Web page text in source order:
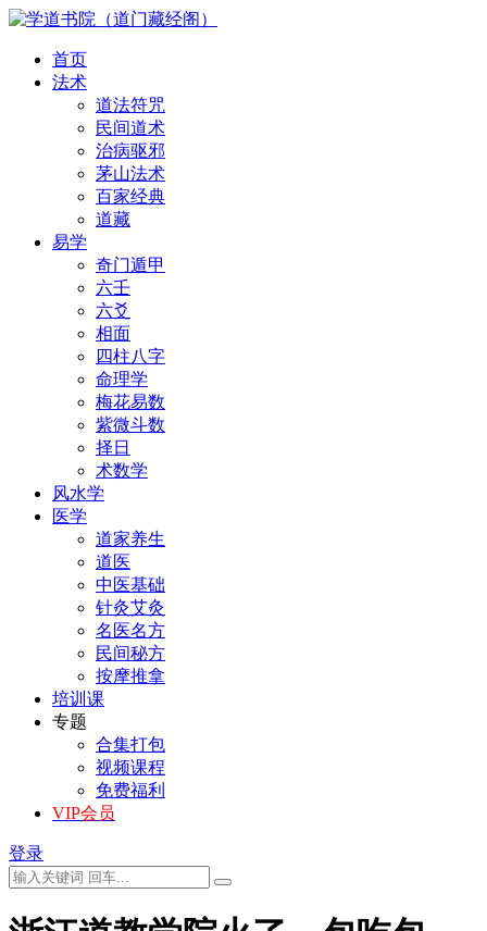
首页
法术
道法符咒
民间道术
治病驱邪
茅山法术
百家经典
道藏
易学
奇门遁甲
六壬
六爻
相面
四柱八字
命理学
梅花易数
紫微斗数
择日
术数学
风水学
医学
道家养生
道医
中医基础
针灸艾灸
名医名方
民间秘方
按摩推拿
培训课
专题
合集打包
视频课程
免费福利
VIP会员
登录